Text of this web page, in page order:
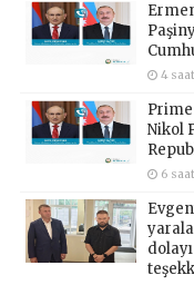
4
Nikol
6